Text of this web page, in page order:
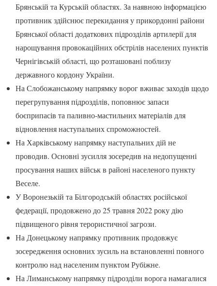
Брянській та Курській областях. За наявною інформацією
противник здійснює перекидання у прикордонні райони
Брянської області додаткових підрозділів артилерії для
нарощування провокаційних обстрілів населених пунктів
Чернігівській області, що розташовані поблизу
державного кордону України.
На Слобожанському напрямку ворог вживає заходів щодо
перегрупування підрозділів, поповнює запаси
боєприпасів та паливно-мастильних матеріалів для
відновлення наступальних спроможностей.
На Харківському напрямку наступальних дій не
проводив. Основні зусилля зосередив на недопущенні
просування наших військ в районі населеного пункту
Веселе.
У Воронезькій та Білгородській областях російської
федерації, продовжено до 25 травня 2022 року дію
підвищеного рівня терористичної загрози.
На Донецькому напрямку противник продовжує
зосередження основних зусиль на встановленні повного
контролю над населеним пунктом Рубіжне.
На Лиманському напрямку підрозділи ворога намагалися